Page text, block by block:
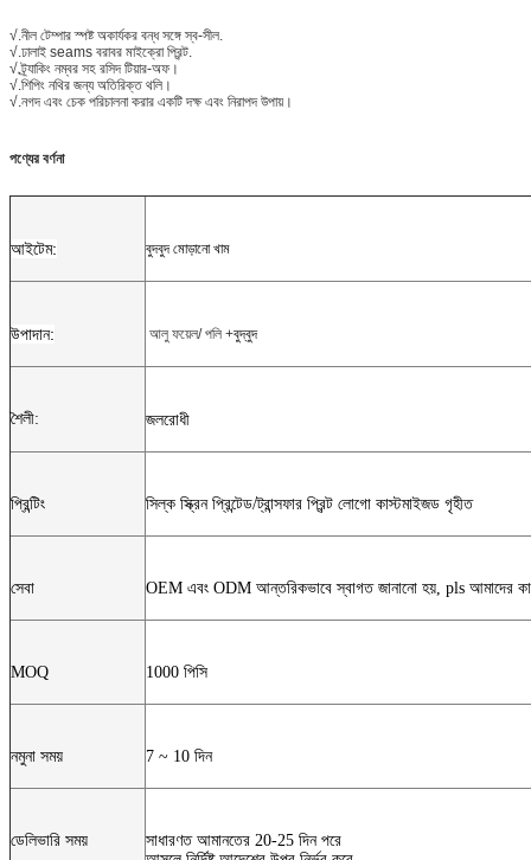
√.নীল টেম্পার স্পষ্ট অকার্যকর বন্ধ সঙ্গে স্ব-সীল.
√.ঢালাই seams বরাবর মাইক্রো প্রিন্ট.
√.ট্র্যাকিং নম্বর সহ রসিদ টিয়ার-অফ।
√.শিপিং নথির জন্য অতিরিক্ত থলি।
√.নগদ এবং চেক পরিচালনা করার একটি দক্ষ এবং নিরাপদ উপায়।
পণ্যের বর্ণনা
আইটেম: বুদবুদ মোড়ানো খাম
উপাদান: আলু ফয়েল/ পলি +বুদ্বুদ
শৈলী: জলরোধী
প্রিন্টিং সিল্ক স্ক্রিন প্রিন্টেড/ট্রান্সফার প্রিন্ট লোগো কাস্টমাইজড গৃহীত
সেবা OEM এবং ODM আন্তরিকভাবে স্বাগত জানানো হয়, pls আমাদের
MOQ 1000 পিসি
নমুনা সময় 7 ~ 10 দিন
ডেলিভারি সময়
সাধারণত আমানতের 20-25 দিন পরে